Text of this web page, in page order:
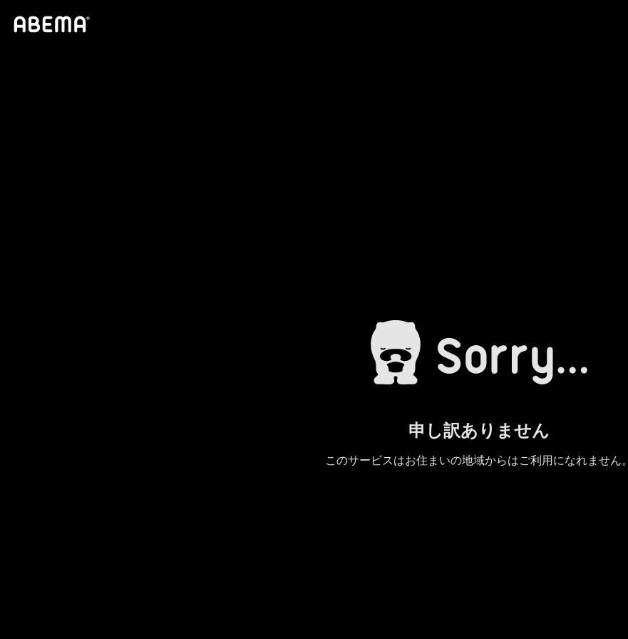
申し訳ありません
このサービスはお住まいの地域からはご利用になれません。